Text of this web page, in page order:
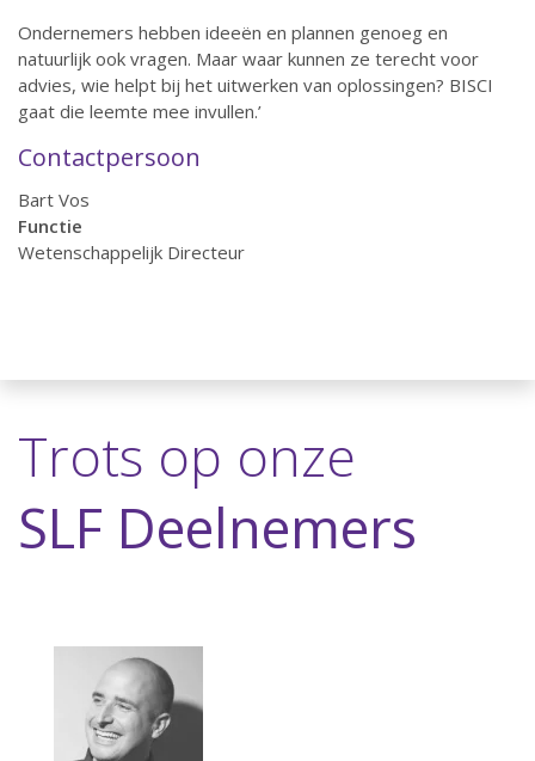
Ondernemers hebben ideeën en plannen genoeg en
natuurlijk ook vragen. Maar waar kunnen ze terecht voor
advies, wie helpt bij het uitwerken van oplossingen? BISCI
gaat die leemte mee invullen.’
Contactpersoon
Bart Vos
Functie
Wetenschappelijk Directeur
Trots op onze
SLF Deelnemers